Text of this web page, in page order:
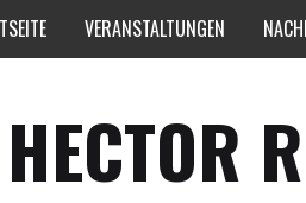
VERANSTALTUNGEN
HECTOR